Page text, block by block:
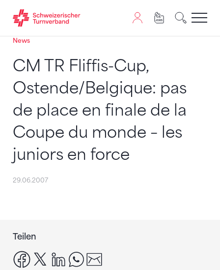
Zum Inhalt springen
Zur Sitemap navigieren
Zum Navigieren dieser Seite wird JavaScript benötigt.
News
CM TR Fliffis-Cup,
Ostende/Belgique: pas
de place en finale de la
Coupe du monde – les
juniors en force
29.06.2007
Teilen
facebook
x linkedinwhatsapp